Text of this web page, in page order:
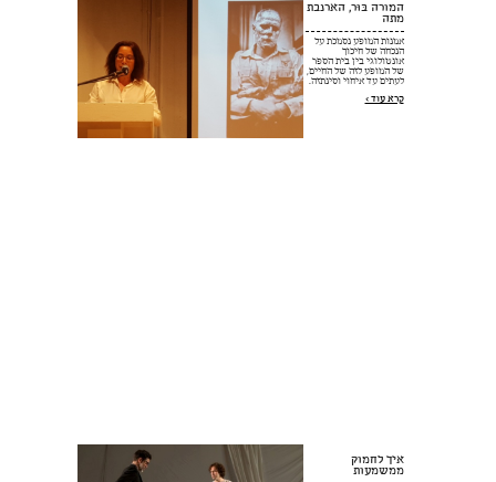
המורה בּוּר, הארנבת
מתה
אמנות המופע נסמכת על
הנכחה של חיכוך
אונטולוגי בין בית הספר
של המופע לזה של החיים,
לעתים עד איחוי וסינתזה.
קרא עוד >
איך לחמוק
ממשמעות